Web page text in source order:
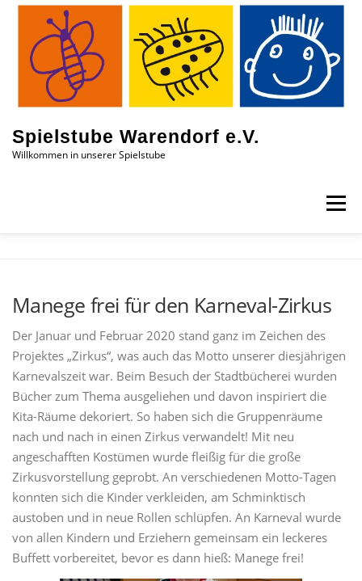
Zum
springen
Spielstube Warendorf e.V.
Willkommen in unserer Spielstube
Menü
Manege frei für den Karneval-Zirkus
Der Januar und Februar 2020 stand ganz im Zeichen des
Projektes „Zirkus“, was auch das Motto unserer diesjährigen
Karnevalszeit war. Beim Besuch der Stadtbücherei wurden
Bücher zum Thema ausgeliehen und davon inspiriert die
Kita-Räume dekoriert. So haben sich die Gruppenräume
nach und nach in einen Zirkus verwandelt! Mit neu
angeschafften Kostümen wurde fleißig für die große
Zirkusvorstellung geprobt. An verschiedenen Motto-Tagen
konnten sich die Kinder verkleiden, am Schminktisch
austoben und in neue Rollen schlüpfen. An Karneval wurde
von allen Kindern und Erziehern gemeinsam ein leckeres
Buffett vorbereitet, bevor es dann hieß: Manege frei!